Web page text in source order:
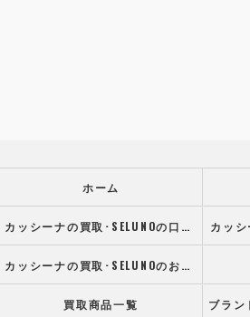
ホーム
カッシーナの買取･SELUNOの口コミ情報 カッシ
カッシーナの買取･SELUNOのお客様の声
買取商品一覧